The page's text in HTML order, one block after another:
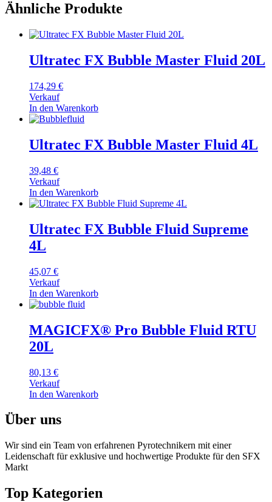
Ähnliche Produkte
Ultratec FX Bubble Master Fluid 20L
174,29 €
Verkauf
In den Warenkorb
Ultratec FX Bubble Master Fluid 4L
39,48 €
Verkauf
In den Warenkorb
Ultratec FX Bubble Fluid Supreme
4L
45,07 €
Verkauf
In den Warenkorb
MAGICFX® Pro Bubble Fluid RTU
20L
80,13 €
Verkauf
In den Warenkorb
Über uns
Wir sind ein Team von erfahrenen Pyrotechnikern mit einer
Leidenschaft für exklusive und hochwertige Produkte für den SFX
Markt
Top Kategorien